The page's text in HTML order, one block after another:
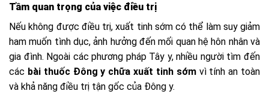
Tầm quan trọng của việc điều trị
Nếu không được điều trị, xuất tinh sớm có thể làm suy giảm
ham muốn tình dục, ảnh hưởng đến mối quan hệ hôn nhân và
gia đình. Ngoài các phương pháp Tây y, nhiều người tìm đến
các bài thuốc Đông y chữa xuất tinh sớmvì tính an toàn
và khả năng điều trị tận gốc của Đông y.